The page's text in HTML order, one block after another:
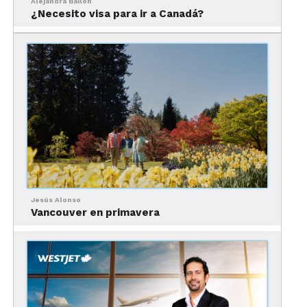
Boulevard Saint Laurent es la más
representativa de ellas, con tiendas de moda que
se alternan con marcas internacionales.
Quienes quieran comprar los típicos souvenirs, el
lugar ideal es elVieux Montreal
, con la peatonal
Rue Saint Paul como principal referencia.
Dónde comprar en
Montreal, en los malls
¿Necesito visa para ir a Canadá?
Jesús Alonso
Vancouver en primavera